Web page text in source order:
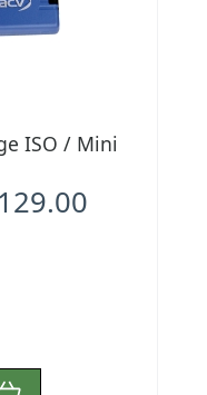
ISO / Mini
129.00